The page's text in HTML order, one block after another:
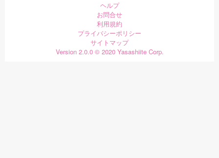
ヘルプ
お問合せ
利用規約
プライバシーポリシー
サイトマップ
Version 2.0.0 © 2020 Yasashiite Corp.